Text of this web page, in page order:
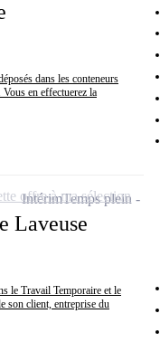
dans les conteneurs
en effectuerez la
Laveuse
le Travail Temporaire et le
son client, entreprise du
IntérimTemps plein
offre à ma sélection